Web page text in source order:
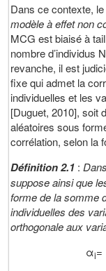
Dans ce contexte,
modèle à effet non
MCG est biaisé à
nombre d’individus
revanche, il est
fixe qui admet la
individuelles et les
[Duguet, 2010], soit
aléatoires sous
corrélation, selon la
Définition 2.1 :
suppose ainsi que
forme de la somme
individuelles des
orthogonale aux
αi